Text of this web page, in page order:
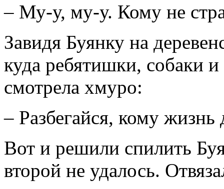
– Му-у, му-у. Кому не
Завидя Буянку на
куда ребятишки, собаки
смотрела хмуро:
– Разбегайся, кому жизнь
Вот и решили спилить
второй не удалось.